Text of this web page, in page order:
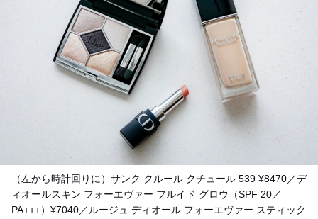
（左から時計回りに）サンク クルール クチュール 539 ¥8470／デ
ィオールスキン フォーエヴァー フルイド グロウ（SPF 20／
PA+++）¥7040／ルージュ ディオール フォーエヴァー スティック